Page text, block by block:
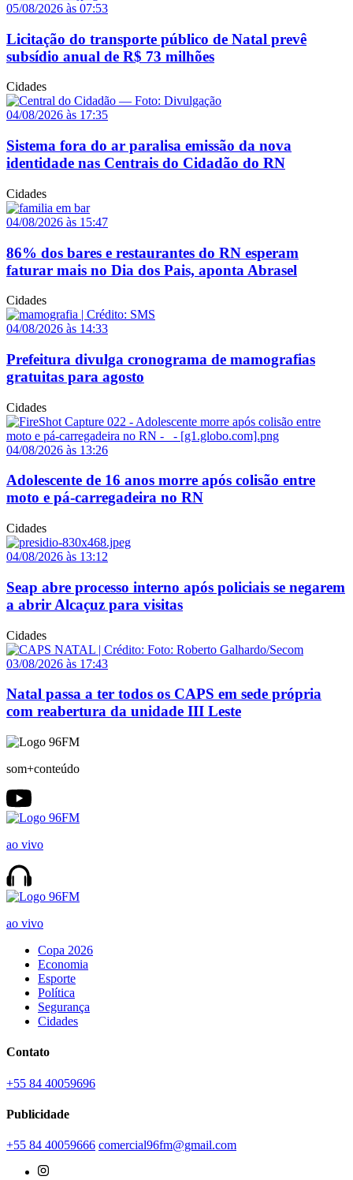
05/08/2026 às 07:53
Licitação do transporte público de Natal prevê
subsídio anual de R$ 73 milhões
Cidades
04/08/2026 às 17:35
Sistema fora do ar paralisa emissão da nova
identidade nas Centrais do Cidadão do RN
Cidades
04/08/2026 às 15:47
86% dos bares e restaurantes do RN esperam
faturar mais no Dia dos Pais, aponta Abrasel
Cidades
04/08/2026 às 14:33
Prefeitura divulga cronograma de mamografias
gratuitas para agosto
Cidades
04/08/2026 às 13:26
Adolescente de 16 anos morre após colisão entre
moto e pá-carregadeira no RN
Cidades
04/08/2026 às 13:12
Seap abre processo interno após policiais se negarem
a abrir Alcaçuz para visitas
Cidades
03/08/2026 às 17:43
Natal passa a ter todos os CAPS em sede própria
com reabertura da unidade III Leste
som+conteúdo
ao vivo
ao vivo
Copa 2026
Economia
Esporte
Política
Segurança
Cidades
Contato
+55 84 40059696
Publicidade
+55 84 40059666 comercial96fm@gmail.com